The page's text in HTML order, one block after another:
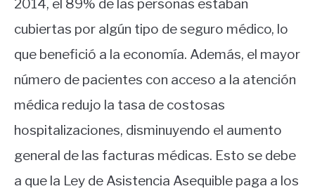
2014, el 89% de las personas estaban
cubiertas por algún tipo de seguro médico, lo
que benefició a la economía. Además, el mayor
número de pacientes con acceso a la atención
médica redujo la tasa de costosas
hospitalizaciones, disminuyendo el aumento
general de las facturas médicas. Esto se debe
a que la Ley de Asistencia Asequible paga a los